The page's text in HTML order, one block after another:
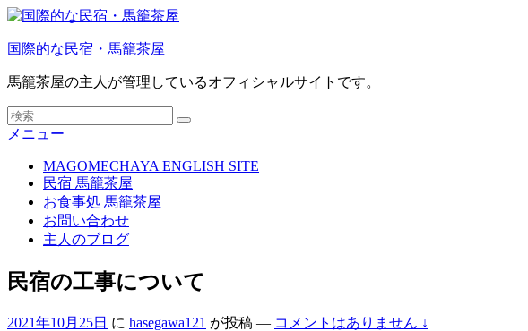
コ
テ
ツ
へ
ス
国際的な民宿・馬籠茶屋
馬籠茶屋の主人が管理しているオフィシャルサイトです。
検
索:
検
メニュー
ュ
MAGOMECHAYA ENGLISH SITE
民宿 馬籠茶屋
お食事処 馬籠茶屋
お問い合わせ
主人のブログ
民宿の工事について
2021年10月25日 に hasegawa121 が投稿 — コメントはありません ↓